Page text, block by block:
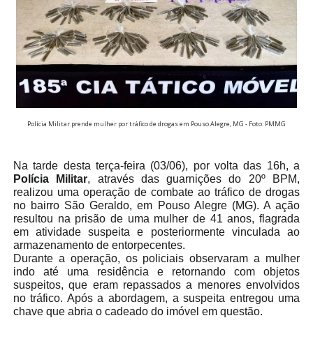
Polícia Militar prende mulher por tráfico de drogas em Pouso Alegre, MG - Foto: PMMG
Na tarde desta terça-feira (03/06), por volta das 16h, a
Polícia Militar, através das guarnições do 20º BPM,
realizou uma operação de combate ao tráfico de drogas
no bairro São Geraldo, em Pouso Alegre (MG). A ação
resultou na prisão de uma mulher de 41 anos, flagrada
em atividade suspeita e posteriormente vinculada ao
armazenamento de entorpecentes.
Durante a operação, os policiais observaram a mulher
indo até uma residência e retornando com objetos
suspeitos, que eram repassados a menores envolvidos
no tráfico. Após a abordagem, a suspeita entregou uma
chave que abria o cadeado do imóvel em questão.